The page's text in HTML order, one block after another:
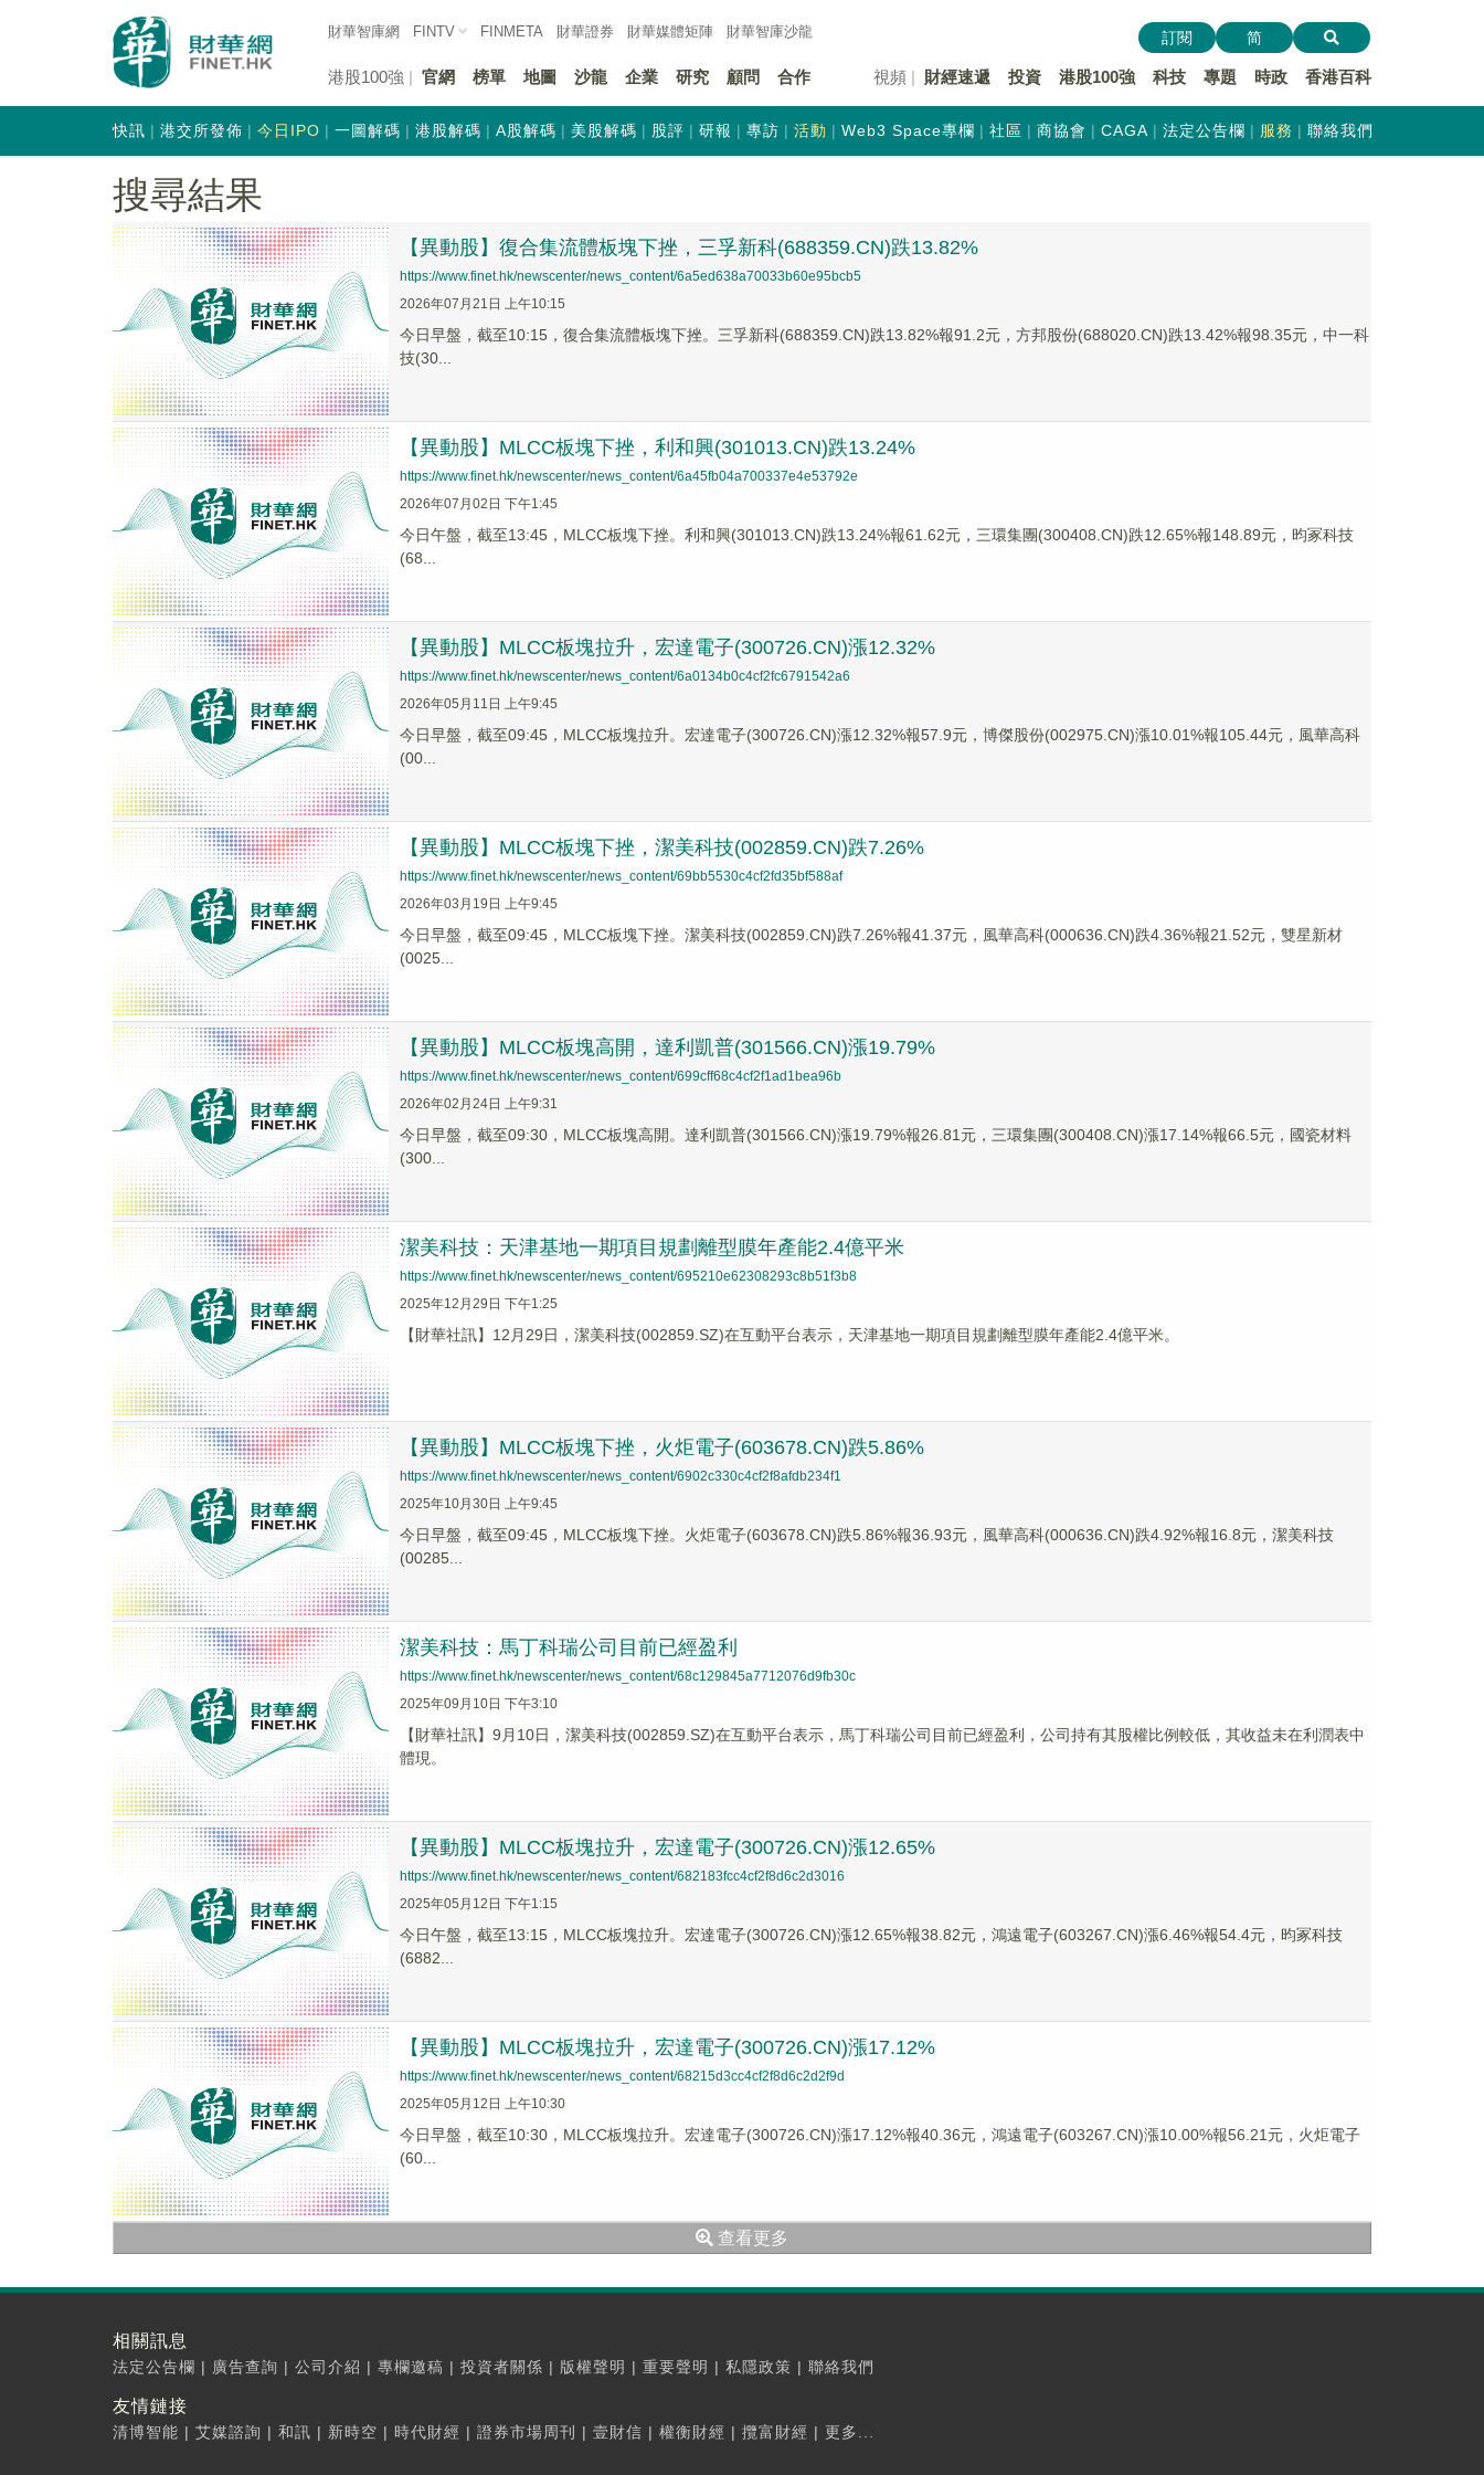
財華智庫網 FINTV FINMETA 財華證券 財華媒體矩陣 財華智庫沙龍
港股100強 官網 榜單 地圖 沙龍 企業 研究 顧問 合作 視頻 財經速遞 投資 港股100強 科技 專題 時政 香港百科
訂閱 简
快訊 港交所發佈 今日IPO 一圖解碼 港股解碼 A股解碼 美股解碼 股評 研報 專訪 活動 Web3 Space專欄 社區 商協會 CAGA 法定公告欄 服務 聯絡我們
搜尋結果
【異動股】復合集流體板塊下挫，三孚新科(688359.CN)跌13.82%
https://www.finet.hk/newscenter/news_content/6a5ed638a70033b60e95bcb5
2026年07月21日 上午10:15
今日早盤，截至10:15，復合集流體板塊下挫。三孚新科(688359.CN)跌13.82%報91.2元，方邦股份(688020.CN)跌13.42%報98.35元，中一科
技(30...
【異動股】MLCC板塊下挫，利和興(301013.CN)跌13.24%
https://www.finet.hk/newscenter/news_content/6a45fb04a700337e4e53792e
2026年07月02日 下午1:45
今日午盤，截至13:45，MLCC板塊下挫。利和興(301013.CN)跌13.24%報61.62元，三環集團(300408.CN)跌12.65%報148.89元，昀冢科技
(68...
【異動股】MLCC板塊拉升，宏達電子(300726.CN)漲12.32%
https://www.finet.hk/newscenter/news_content/6a0134b0c4cf2fc6791542a6
2026年05月11日 上午9:45
今日早盤，截至09:45，MLCC板塊拉升。宏達電子(300726.CN)漲12.32%報57.9元，博傑股份(002975.CN)漲10.01%報105.44元，風華高科
(00...
【異動股】MLCC板塊下挫，潔美科技(002859.CN)跌7.26%
https://www.finet.hk/newscenter/news_content/69bb5530c4cf2fd35bf588af
2026年03月19日 上午9:45
今日早盤，截至09:45，MLCC板塊下挫。潔美科技(002859.CN)跌7.26%報41.37元，風華高科(000636.CN)跌4.36%報21.52元，雙星新材
(0025...
【異動股】MLCC板塊高開，達利凱普(301566.CN)漲19.79%
https://www.finet.hk/newscenter/news_content/699cff68c4cf2f1ad1bea96b
2026年02月24日 上午9:31
今日早盤，截至09:30，MLCC板塊高開。達利凱普(301566.CN)漲19.79%報26.81元，三環集團(300408.CN)漲17.14%報66.5元，國瓷材料
(300...
潔美科技：天津基地一期項目規劃離型膜年產能2.4億平米
https://www.finet.hk/newscenter/news_content/695210e62308293c8b51f3b8
2025年12月29日 下午1:25
【財華社訊】12月29日，潔美科技(002859.SZ)在互動平台表示，天津基地一期項目規劃離型膜年產能2.4億平米。
【異動股】MLCC板塊下挫，火炬電子(603678.CN)跌5.86%
https://www.finet.hk/newscenter/news_content/6902c330c4cf2f8afdb234f1
2025年10月30日 上午9:45
今日早盤，截至09:45，MLCC板塊下挫。火炬電子(603678.CN)跌5.86%報36.93元，風華高科(000636.CN)跌4.92%報16.8元，潔美科技
(00285...
潔美科技：馬丁科瑞公司目前已經盈利
https://www.finet.hk/newscenter/news_content/68c129845a7712076d9fb30c
2025年09月10日 下午3:10
【財華社訊】9月10日，潔美科技(002859.SZ)在互動平台表示，馬丁科瑞公司目前已經盈利，公司持有其股權比例較低，其收益未在利潤表中
體現。
【異動股】MLCC板塊拉升，宏達電子(300726.CN)漲12.65%
https://www.finet.hk/newscenter/news_content/682183fcc4cf2f8d6c2d3016
2025年05月12日 下午1:15
今日午盤，截至13:15，MLCC板塊拉升。宏達電子(300726.CN)漲12.65%報38.82元，鴻遠電子(603267.CN)漲6.46%報54.4元，昀冢科技
(6882...
【異動股】MLCC板塊拉升，宏達電子(300726.CN)漲17.12%
https://www.finet.hk/newscenter/news_content/68215d3cc4cf2f8d6c2d2f9d
2025年05月12日 上午10:30
今日早盤，截至10:30，MLCC板塊拉升。宏達電子(300726.CN)漲17.12%報40.36元，鴻遠電子(603267.CN)漲10.00%報56.21元，火炬電子
(60...
查看更多
相關訊息
法定公告欄 | 廣告查詢 | 公司介紹 | 專欄邀稿 | 投資者關係 | 版權聲明 | 重要聲明 | 私隱政策 | 聯絡我們
友情鏈接
清博智能 | 艾媒諮詢 | 和訊 | 新時空 | 時代財經 | 證券市場周刊 | 壹財信 | 權衡財經 | 攬富財經 | 更多...